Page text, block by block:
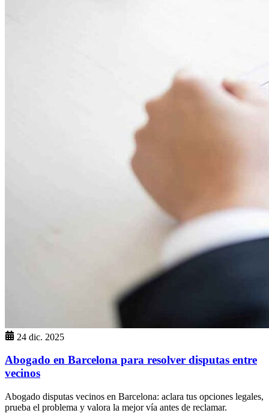
24 dic. 2025
Abogado en Barcelona para resolver disputas entre
vecinos
Abogado disputas vecinos en Barcelona: aclara tus opciones legales,
prueba el problema y valora la mejor vía antes de reclamar.